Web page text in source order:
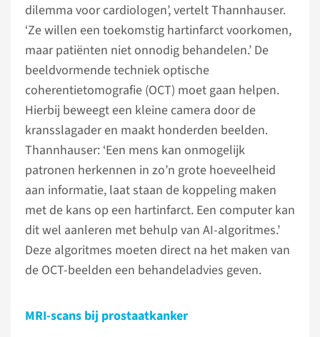
dilemma voor cardiologen’, vertelt Thannhauser.
‘Ze willen een toekomstig hartinfarct voorkomen,
maar patiënten niet onnodig behandelen.’ De
beeldvormende techniek optische
coherentietomografie (OCT) moet gaan helpen.
Hierbij beweegt een kleine camera door de
kransslagader en maakt honderden beelden.
Thannhauser: ‘Een mens kan onmogelijk
patronen herkennen in zo’n grote hoeveelheid
aan informatie, laat staan de koppeling maken
met de kans op een hartinfarct. Een computer kan
dit wel aanleren met behulp van AI-algoritmes.’
Deze algoritmes moeten direct na het maken van
de OCT-beelden een behandeladvies geven.
MRI-scans bij prostaatkanker